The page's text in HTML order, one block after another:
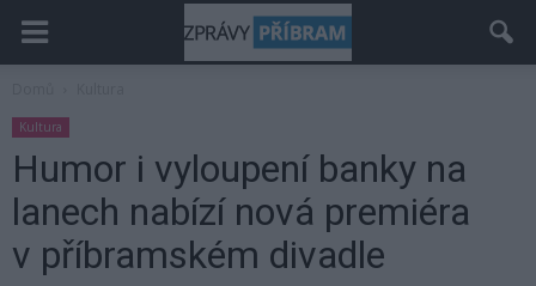
Kultura
Humor i vyloupení banky na
lanech nabízí nová premiéra
v příbramském divadle